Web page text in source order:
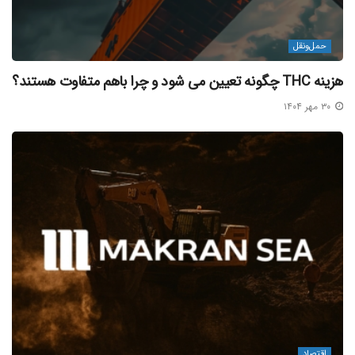
«در صورتی که قبل از ثبت سفارش نیاز به نمونه (سمپل) دارید، ما
می‌توانیم در کوتاه‌ترین زمان ممکن نمونه‌ی انتخابی شما را
به‌صورت هوایی به دستتان برسانیم تا با اطمینان بیشتری نسبت به
خرید عمده تصمیم بگیرید.»
چرا چین همچنان بهترین مقصد برای تأمین خرازی
چین همچنان بزرگ‌ترین و متنوع‌ترین بازار برای خرید انواع لوازم
خرازی و خرج‌کار است. از برندهای اقتصادی گرفته تا تولیدکنندگان
تخصصی با استانداردهای بالا، گزینه‌های متعددی در اختیار
واردکنندگان قرار دارد.
پلتفرم‌هایی مانند Alibaba، Made-in-China و 1688 منابع اولیه
حمل‌و‌نقل
هزینه THC چگونه تعیین می شود و چرا باهم متفاوت هستند؟